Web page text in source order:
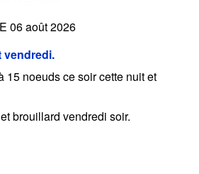
06 août 2026
vendredi.
15 noeuds ce soir cette nuit et
brouillard vendredi soir.